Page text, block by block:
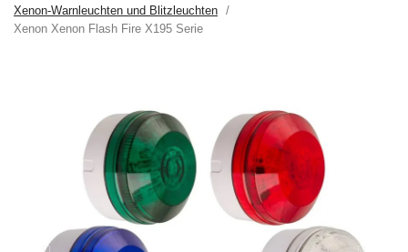
Xenon-Warnleuchten und Blitzleuchten
Xenon Xenon Flash Fire X195 Serie